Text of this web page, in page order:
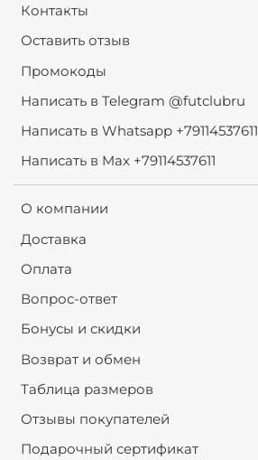
Контакты
Оставить отзыв
Промокоды
Написать в Telegram @futclubru
Написать в Whatsapp +79114537611
Написать в Max +79114537611
О компании
Доставка
Оплата
Вопрос-ответ
Бонусы и скидки
Возврат и обмен
Таблица размеров
Отзывы покупателей
Подарочный сертификат